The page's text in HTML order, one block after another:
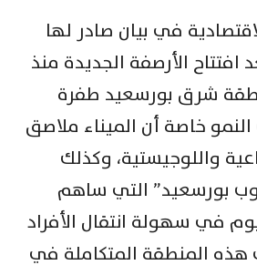
في بيان صادر لها
افتتاح الأرصفة الجديدة منذ
شرق بورسعيد طفرة
خاصة أن الميناء ملاصق
واللوجيستية، وكذلك
“جنوب بورسعيد” التي ساهم
في سهولة انتقال الأفراد
هذه المنطقة المتكاملة في